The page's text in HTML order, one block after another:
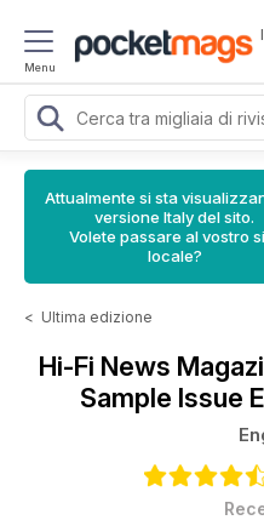
Menu
Attualmente si sta
versione Italy del sito.
Volete passare al vostro
locale?
< Ultima edizione
Hi-Fi News
Sample Issue